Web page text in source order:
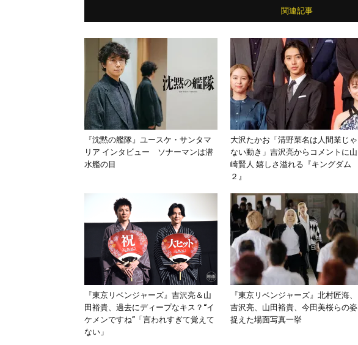
関連記事
『沈黙の艦隊』ユースケ・サンタマ
リア インタビュー ソナーマンは潜
水艦の目
大沢たかお「清野菜名は人間業じゃ
ない動き」吉沢亮からコメントに山
崎賢人 嬉しさ溢れる『キングダム
２』
『東京リベンジャーズ』吉沢亮＆山
田裕貴、過去にディープなキス？“イ
ケメンですね”「言われすぎて覚えて
ない」
『東京リベンジャーズ』北村匠海、
吉沢亮、山田裕貴、今田美桜らの姿
捉えた場面写真一挙